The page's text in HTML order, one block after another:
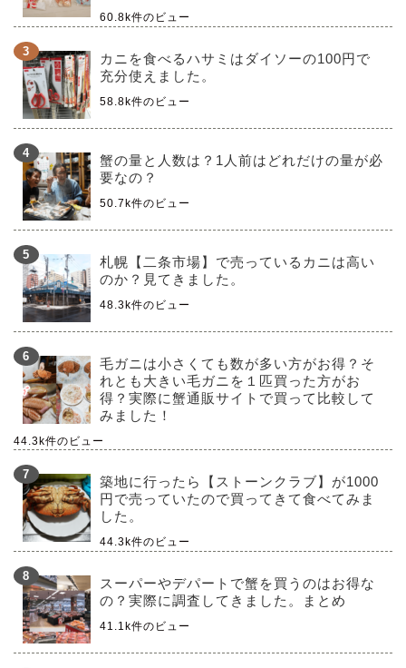
60.8k件のビュー
カニを食べるハサミはダイソーの100円で
充分使えました。
58.8k件のビュー
蟹の量と人数は？1人前はどれだけの量が必
要なの？
50.7k件のビュー
札幌【二条市場】で売っているカニは高い
のか？見てきました。
48.3k件のビュー
毛ガニは小さくても数が多い方がお得？そ
れとも大きい毛ガニを１匹買った方がお
得？実際に蟹通販サイトで買って比較して
みました！
44.3k件のビュー
築地に行ったら【ストーンクラブ】が1000
円で売っていたので買ってきて食べてみま
した。
44.3k件のビュー
スーパーやデパートで蟹を買うのはお得な
の？実際に調査してきました。まとめ
41.1k件のビュー